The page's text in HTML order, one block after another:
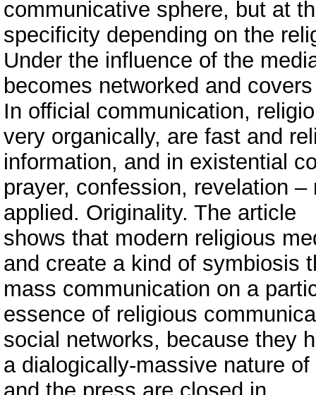
communicative sphere, but at
specificity depending on the
Under the influence of the
becomes networked and
In official communication,
very organically, are fast and
information, and in existential
prayer, confession, revelation
applied. Originality. The article
shows that modern religious
and create a kind of symbiosis
mass communication on a
essence of religious
social networks, because they
a dialogically-massive nature